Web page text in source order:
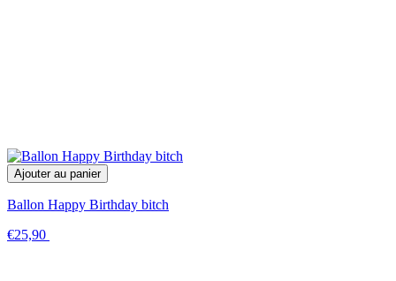
Ajouter au panier
Ballon Happy Birthday bitch
€25,90